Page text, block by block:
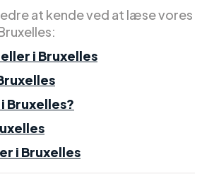
at kende ved at læse vores
i Bruxelles
Bruxelles?
i Bruxelles